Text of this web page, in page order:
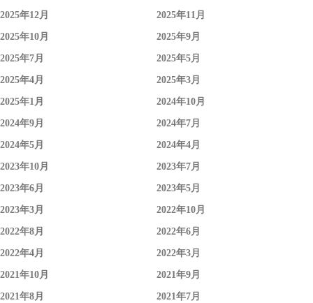
2025年12月 2025年11月
2025年10月 2025年9月
2025年7月 2025年5月
2025年4月 2025年3月
2025年1月 2024年10月
2024年9月 2024年7月
2024年5月 2024年4月
2023年10月 2023年7月
2023年6月 2023年5月
2023年3月 2022年10月
2022年8月 2022年6月
2022年4月 2022年3月
2021年10月 2021年9月
2021年8月 2021年7月